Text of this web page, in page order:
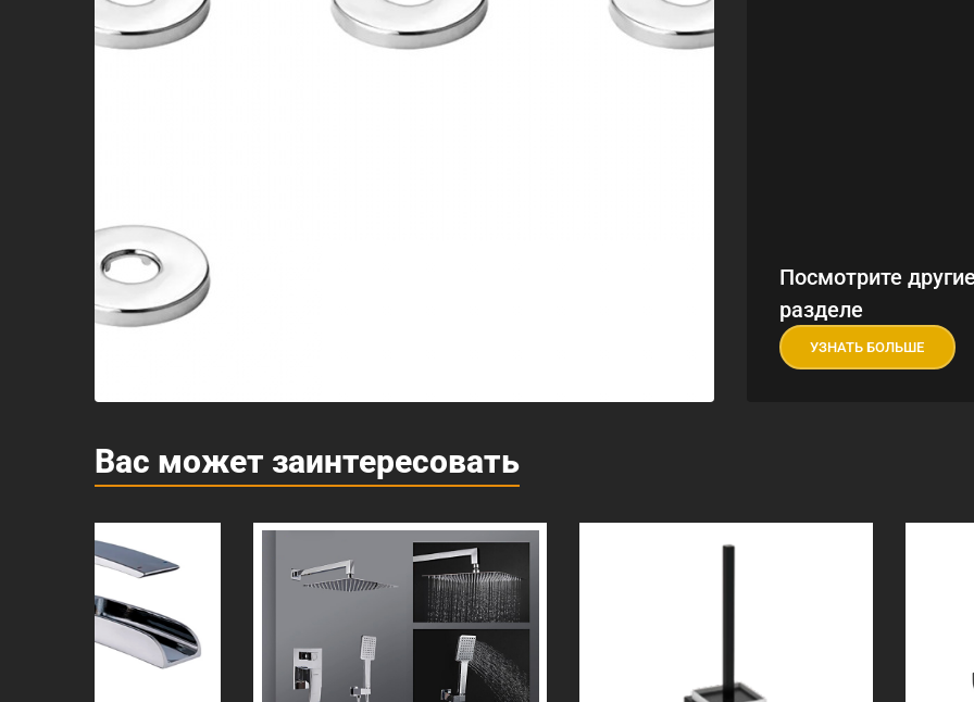
Посмотрите
разделе
УЗНАТЬ БОЛЬШЕ
Вас может заинтересовать